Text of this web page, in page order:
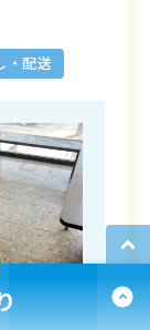
・配送